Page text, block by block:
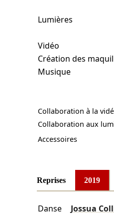
Lumières
Vidéo
Création des
Musique
Collaboration à la
Collaboration aux
Accessoires
Reprises 2019
Danse
Jossua